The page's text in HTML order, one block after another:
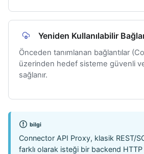
Yeniden Kullanılabilir
Önceden tanımlanan bağlantılar
üzerinden hedef sisteme güvenli
sağlanır.
bilgi
Connector API Proxy, klasik REST/
farklı olarak isteği bir backend